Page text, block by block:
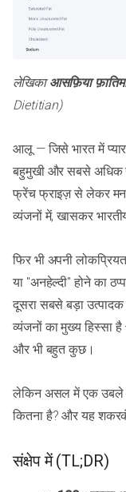
लेखिकाआसफ़िया
Dietitian)
आलू — जिसे भारत में
बहुमुखी और सबसे अधिक
फ्रेंच फ्राइज़ से लेकर मन
व्यंजनों में, खासकर
फिर भी अपनी
या "अनहेल्दी" होने का
दूसरा सबसे बड़ा
व्यंजनों का मुख्य
और भी बहुत कुछ।
लेकिन असल में एक उबले
कितना है? और यह
संक्षेप में (TL;DR)